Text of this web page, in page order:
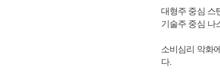
대형주 중심 스
기술주 중심 나
소비심리 악화
다.